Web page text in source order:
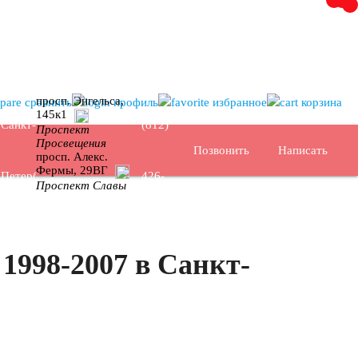
сравнить профиль избранное
корзина
Санкт-
Петербург
просп. Энгельса,
145к1
Проспект
Просвещения
просп. Алекс.
Фермы, 29ВГ
Проспект Славы
(812)
426-
Позвонить Написать
2007 в Санкт-